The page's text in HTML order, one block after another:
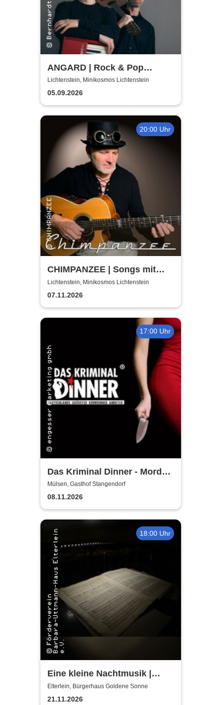
ANGARD | Rock & Pop
Acoutic
Lichtenstein, Minikosmos Lichtenstein
05.09.2026
20:00 Uhr
CHIMPANZEE | Songs mit
doppeltem Boden |
Zwischentöne ausverkauft
Lichtenstein, Minikosmos Lichtenstein
07.11.2026
17:00 Uhr
Das Kriminal Dinner - Mord
auf der Firmenfeier
Mülsen, Gasthof Stangendorf
08.11.2026
18:00 Uhr
Eine kleine Nachtmusik |
Vogtland Philharmonie Greiz-
Reichenbach e.V.
Elterlein, Bürgerhaus Goldene Sonne
21.11.2026